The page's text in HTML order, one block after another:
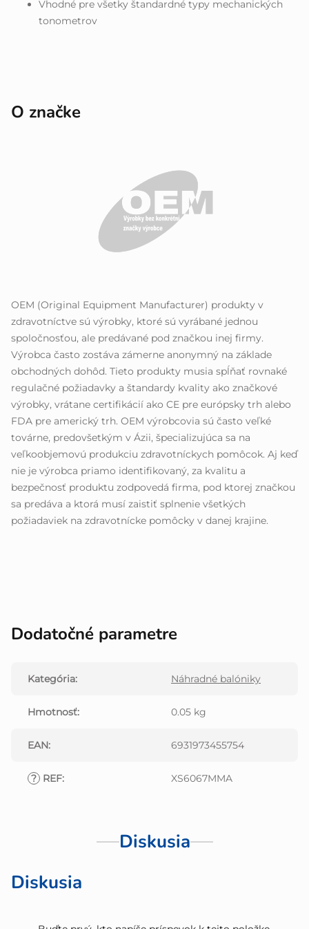
Vhodné pre všetky štandardné typy mechanických
tonometrov
O značke
OEM (Original Equipment Manufacturer) produkty v
zdravotníctve sú výrobky, ktoré sú vyrábané jednou
spoločnosťou, ale predávané pod značkou inej firmy.
Výrobca často zostáva zámerne anonymný na základe
obchodných dohôd. Tieto produkty musia spĺňať rovnaké
regulačné požiadavky a štandardy kvality ako značkové
výrobky, vrátane certifikácií ako CE pre európsky trh alebo
FDA pre americký trh. OEM výrobcovia sú často veľké
továrne, predovšetkým v Ázii, špecializujúca sa na
veľkoobjemovú produkciu zdravotníckych pomôcok. Aj keď
nie je výrobca priamo identifikovaný, za kvalitu a
bezpečnosť produktu zodpovedá firma, pod ktorej značkou
sa predáva a ktorá musí zaistiť splnenie všetkých
požiadaviek na zdravotnícke pomôcky v danej krajine.
Dodatočné parametre
Kategória: Náhradné balóniky
Hmotnosť: 0.05 kg
EAN: 6931973455754
? REF: XS6067MMA
Diskusia
Diskusia